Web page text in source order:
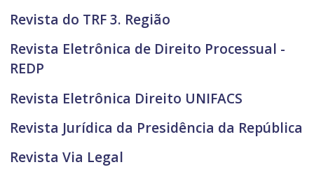
Revista do TRF 3. Região
Revista Eletrônica de Direito Processual -
REDP
Revista Eletrônica Direito UNIFACS
Revista Jurídica da Presidência da República
Revista Via Legal